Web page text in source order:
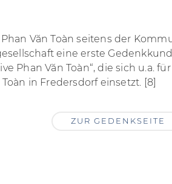
Văn Toànseitens der
eine erste
Phan Văn Toàn“, die sich u.a.
in Fredersdorf einsetzt. [8]
ZUR GEDENKSEITE